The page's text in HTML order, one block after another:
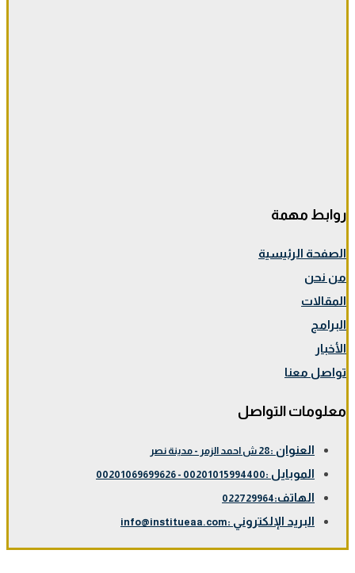
روابط مهمة
الصفحة الرئيسية
من نحن
المقالات
البرامج
الأخبار
تواصل معنا
معلومات التواصل
العنوان :28 ش احمد الزمر - مدينة نصر
الموبايل :00201015994400 - 00201069699626
الهاتف:022729964
البريد الإلكتروني :info@institueaa.com